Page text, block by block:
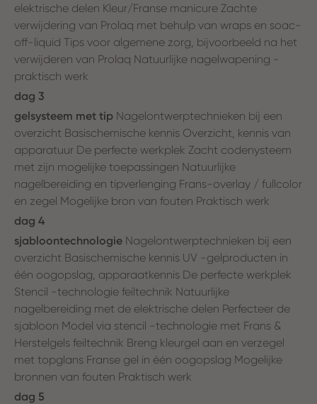
elektrische delen Kleur/Franse manicure Zachte
verwijdering van Prolaq met behulp van wraps en soac-
off-liquid Tips voor algemene zorg, bijvoorbeeld na het
verwijderen van Prolaq Natuurlijke nagelwapening -
praktisch werk
dag 3
gelsysteem met tip Nagelontwerptechnieken bij een
overzicht Basischemische kennis Overzicht, kennis van
apparatuur De perfecte werkplek Zacht codenysteem
met zijn mogelijke toepassingen Natuurlijke
nagelbereiding en tipverlenging Frans-overlay / fullcolor
en zegel Mogelijke bron van fouten Praktisch werk
dag 4
sjabloontechnologie Nagelontwerptechnieken bij een
overzicht Basischemische kennis UV -gelproducten in
één oogopslag, apparaatkennis De perfecte werkplek
Stencil -technologie feiltechnik Natuurlijke
nagelbereiding met de elektrische delen Perfecteer de
sjabloon Model via stencil -technologie met Frans &
Herstelgels feiltechnik Breng kleurgel aan en verzegel
met topglans Franse gel in één oogopslag Mogelijke
bronnen van fouten Praktisch werk
dag 5